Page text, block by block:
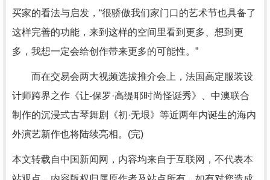
买家的看法与启发，“很骄傲我们家门口的艺术节也具备了
这样完善的功能，来到这样的空间里看到更多、想到更
多，我想一定会给创作带来更多的可能性。”
而在交易会两大视频选拔推介会上，法国高定服装设
计师跨界之作《让-保罗·高缇耶时尚怪诞秀》、中澳联合
制作的沉浸式古琴舞剧《初·无垠》等近两年内诞生的海内
外演艺新作也将陆续亮相。(完)
本文转载自中国新闻网，内容均来自于互联网，不代表本